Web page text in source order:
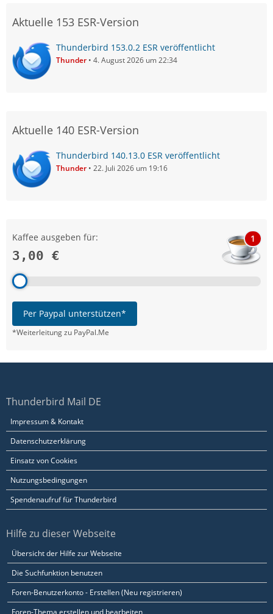
Aktuelle 153 ESR-Version
Thunderbird 153.0.2 ESR veröffentlicht
Thunder 4. August 2026 um 22:34
Aktuelle 140 ESR-Version
Thunderbird 140.13.0 ESR veröffentlicht
Thunder 22. Juli 2026 um 19:16
Kaffee ausgeben für:
3,00 €
1
Per Paypal unterstützen*
*Weiterleitung zu PayPal.Me
Thunderbird Mail DE
Impressum & Kontakt
Datenschutzerklärung
Einsatz von Cookies
Nutzungsbedingungen
Spendenaufruf für Thunderbird
Hilfe zu dieser Webseite
Übersicht der Hilfe zur Webseite
Die Suchfunktion benutzen
Foren-Benutzerkonto - Erstellen (Neu registrieren)